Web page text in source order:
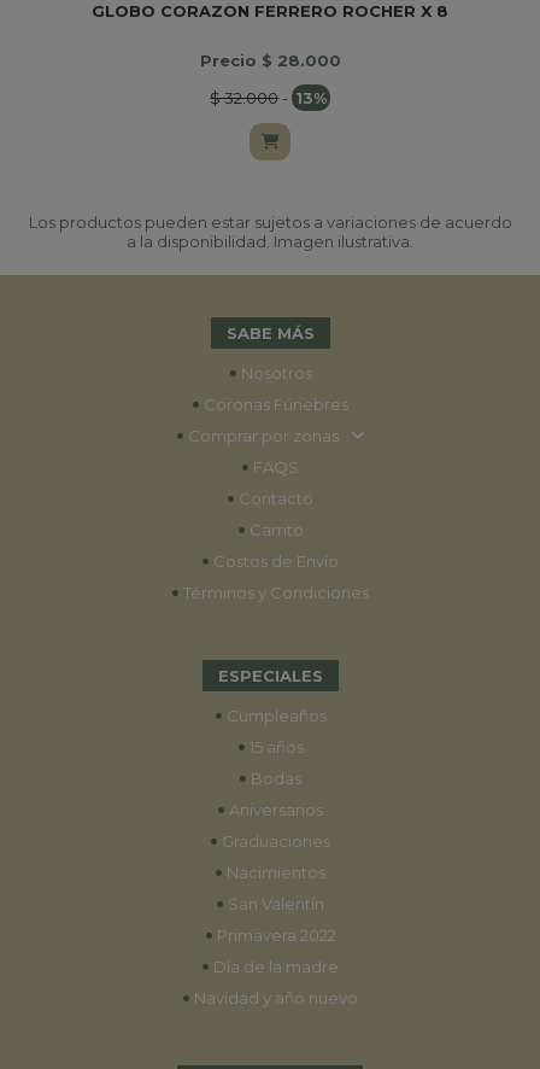
GLOBO CORAZON FERRERO ROCHER X 8
Precio $ 28.000
$ 32.000- 13%
Los productos pueden estar sujetos a variaciones de acuerdo
a la disponibilidad. Imagen ilustrativa.
SABE MÁS
• Nosotros
• Coronas Fúnebres
• Comprar por zonas
• FAQS
• Contacto
• Carrito
• Costos de Envío
• Términos y Condiciones
ESPECIALES
• Cumpleaños
• 15 años
• Bodas
• Aniversarios
• Graduaciones
• Nacimientos
• San Valentín
• Primavera 2022
• Día de la madre
• Navidad y año nuevo